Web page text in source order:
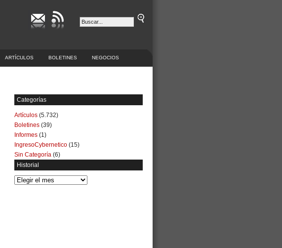
ARTÍCULOS BOLETINES NEGOCIOS
Categorías
Artículos (5.732)
Boletines (39)
Informes (1)
IngresoCybernetico (15)
Sin Categoría (6)
Historial
Historial